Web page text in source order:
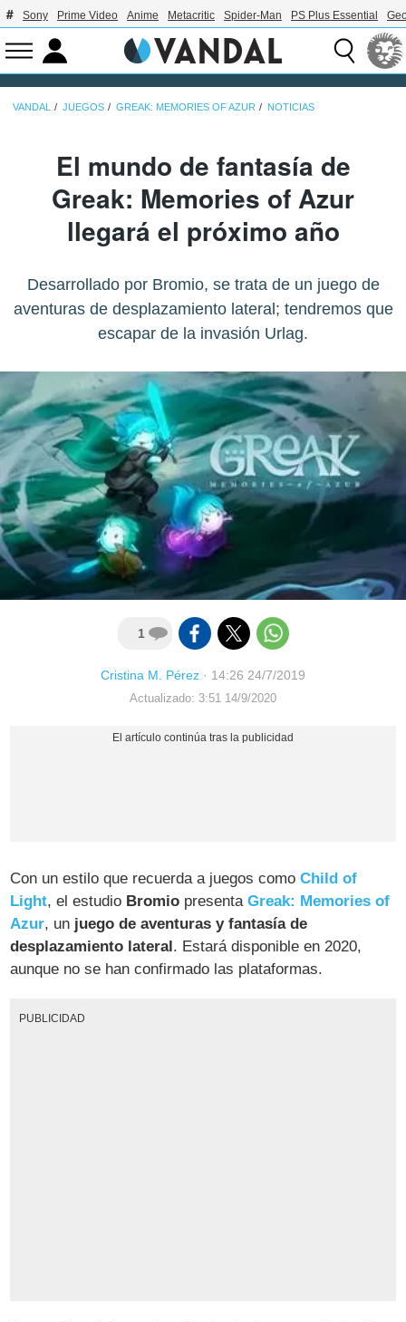
Sony Prime Video Anime Metacritic Spider-Man PS Plus Essential
VANDAL JUEGOS GREAK: MEMORIES OF AZUR NOTICIAS
El mundo de fantasía de
Greak: Memories of Azur
llegará el próximo año
Desarrollado por Bromio, se trata de un juego de
aventuras de desplazamiento lateral; tendremos que
escapar de la invasión Urlag.
1
Cristina M. Pérez · 14:26 24/7/2019
Actualizado: 3:51 14/9/2020
Con un estilo que recuerda a juegos comoChild of
Light, el estudio Bromio presentaGreak: Memories of
Azur, un juego de aventuras y fantasía de
desplazamiento lateral. Estará disponible en 2020,
aunque no se han confirmado las plataformas.
PUBLICIDAD